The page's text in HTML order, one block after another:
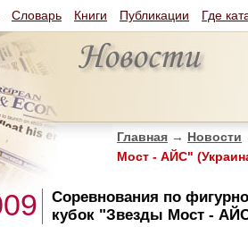
Словарь Книги Публикации Где
Главная → Новости
Мост - АЙС"
Соревнования по
кубок "Звезды Мост -